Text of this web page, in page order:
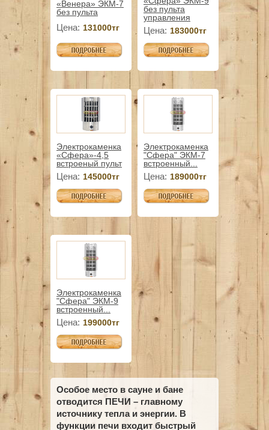
«Венера» ЭКМ-7
без пульта
Цена: 131000тг
без пульта
управления
Цена: 183000тг
Электрокаменка
«Сфера»-4,5
встроеный пульт
Цена: 145000тг
Электрокаменка
"Сфера" ЭКМ-7
встроенный...
Цена: 189000тг
Электрокаменка
"Сфера" ЭКМ-9
встроенный...
Цена: 199000тг
Особое место в сауне и бане
отводится ПЕЧИ – главному
источнику тепла и энергии. В
функции печи входит быстрый